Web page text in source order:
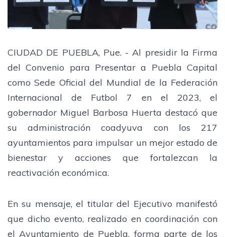
CIUDAD DE PUEBLA, Pue. - Al presidir la Firma
del Convenio para Presentar a Puebla Capital
como Sede Oficial del Mundial de la Federación
Internacional de Futbol 7 en el 2023, el
gobernador Miguel Barbosa Huerta destacó que
su administración coadyuva con los 217
ayuntamientos para impulsar un mejor estado de
bienestar y acciones que fortalezcan la
reactivación económica.
En su mensaje, el titular del Ejecutivo manifestó
que dicho evento, realizado en coordinación con
el Ayuntamiento de Puebla, forma parte de los